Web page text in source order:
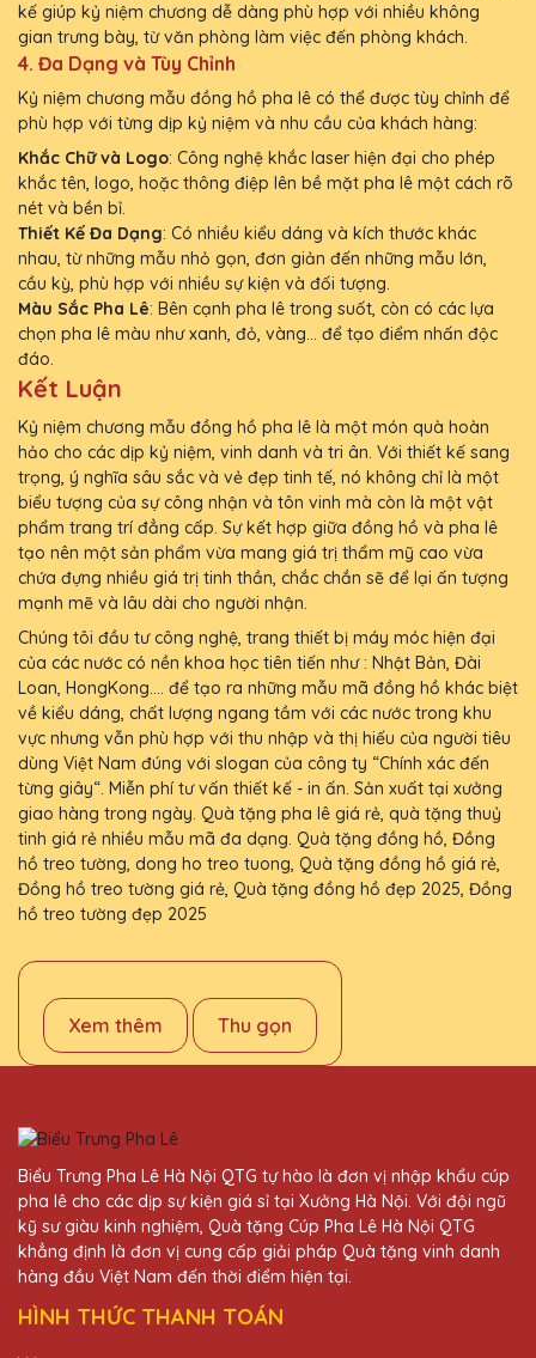
kế giúp kỷ niệm chương dễ dàng phù hợp với nhiều không
gian trưng bày, từ văn phòng làm việc đến phòng khách.
4. Đa Dạng và Tùy Chỉnh
Kỷ niệm chương mẫu đồng hồ pha lê có thể được tùy chỉnh để
phù hợp với từng dịp kỷ niệm và nhu cầu của khách hàng:
Khắc Chữ và Logo: Công nghệ khắc laser hiện đại cho phép
khắc tên, logo, hoặc thông điệp lên bề mặt pha lê một cách rõ
nét và bền bỉ.
Thiết Kế Đa Dạng: Có nhiều kiểu dáng và kích thước khác
nhau, từ những mẫu nhỏ gọn, đơn giản đến những mẫu lớn,
cầu kỳ, phù hợp với nhiều sự kiện và đối tượng.
Màu Sắc Pha Lê: Bên cạnh pha lê trong suốt, còn có các lựa
chọn pha lê màu như xanh, đỏ, vàng... để tạo điểm nhấn độc
đáo.
Kết Luận
Kỷ niệm chương mẫu đồng hồ pha lê là một món quà hoàn
hảo cho các dịp kỷ niệm, vinh danh và tri ân. Với thiết kế sang
trọng, ý nghĩa sâu sắc và vẻ đẹp tinh tế, nó không chỉ là một
biểu tượng của sự công nhận và tôn vinh mà còn là một vật
phẩm trang trí đẳng cấp. Sự kết hợp giữa đồng hồ và pha lê
tạo nên một sản phẩm vừa mang giá trị thẩm mỹ cao vừa
chứa đựng nhiều giá trị tinh thần, chắc chắn sẽ để lại ấn tượng
mạnh mẽ và lâu dài cho người nhận.
Chúng tôi đầu tư công nghệ, trang thiết bị máy móc hiện đại
của các nước có nền khoa học tiên tiến như : Nhật Bản, Đài
Loan, HongKong.... để tạo ra những mẫu mã đồng hồ khác biệt
về kiểu dáng, chất lượng ngang tầm với các nước trong khu
vực nhưng vẫn phù hợp với thu nhập và thị hiếu của người tiêu
dùng Việt Nam đúng với slogan của công ty “Chính xác đến
từng giây“. Miễn phí tư vấn thiết kế - in ấn. Sản xuất tại xưởng
giao hàng trong ngày. Quà tặng pha lê giá rẻ, quà tặng thuỷ
tinh giá rẻ nhiều mẫu mã đa dạng. Quà tặng đồng hồ, Đồng
hồ treo tường, dong ho treo tuong, Quà tặng đồng hồ giá rẻ,
Đồng hồ treo tường giá rẻ, Quà tặng đồng hồ đẹp 2025, Đồng
hồ treo tường đẹp 2025
Xem thêm Thu gọn
Biểu Trưng Pha Lê Hà Nội QTG tự hào là đơn vị nhập khẩu cúp
pha lê cho các dịp sự kiện giá sỉ tại Xưởng Hà Nội. Với đội ngũ
kỹ sư giàu kinh nghiệm, Quà tặng Cúp Pha Lê Hà Nội QTG
khẳng định là đơn vị cung cấp giải pháp Quà tặng vinh danh
hàng đầu Việt Nam đến thời điểm hiện tại.
HÌNH THỨC THANH TOÁN